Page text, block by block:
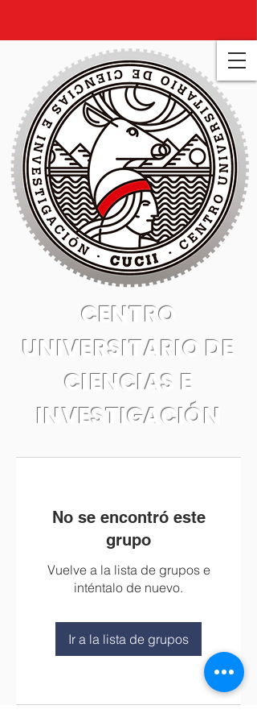
CENTRO
UNIVERSITARIO DE
CIENCIAS E
INVESTIGACIÓN
No se encontró este
grupo
Vuelve a la lista de grupos e
inténtalo de nuevo.
Ir a la lista de grupos